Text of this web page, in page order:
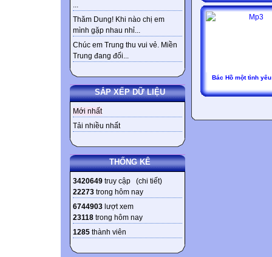
...
Thăm Dung! Khi nào chị em
mình gặp nhau nhỉ...
Chúc em Trung thu vui vẻ. Miền
Trung đang đối...
SẮP XẾP DỮ LIỆU
Mới nhất
Tải nhiều nhất
THỐNG KÊ
3420649 truy cập (chi tiết)
22273 trong hôm nay
6744903 lượt xem
23118 trong hôm nay
1285 thành viên
Bác Hồ một tình